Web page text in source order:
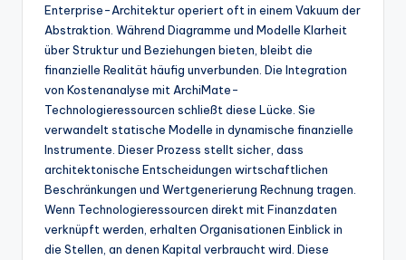
In
si
&
S
Enterprise-Architektur operiert oft in einem Vakuum der
Abstraktion. Während Diagramme und Modelle Klarheit
über Struktur und Beziehungen bieten, bleibt die
finanzielle Realität häufig unverbunden. Die Integration
von Kostenanalyse mit ArchiMate-
Technologieressourcen schließt diese Lücke. Sie
verwandelt statische Modelle in dynamische finanzielle
Instrumente. Dieser Prozess stellt sicher, dass
architektonische Entscheidungen wirtschaftlichen
Beschränkungen und Wertgenerierung Rechnung tragen.
Wenn Technologieressourcen direkt mit Finanzdaten
verknüpft werden, erhalten Organisationen Einblick in
die Stellen, an denen Kapital verbraucht wird. Diese